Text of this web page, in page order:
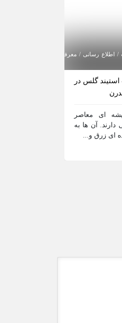
/ اطلاع رسانی / معرفی
استیند گلس در
ای معاصر
دارند. آن ها به
ای زرق و...